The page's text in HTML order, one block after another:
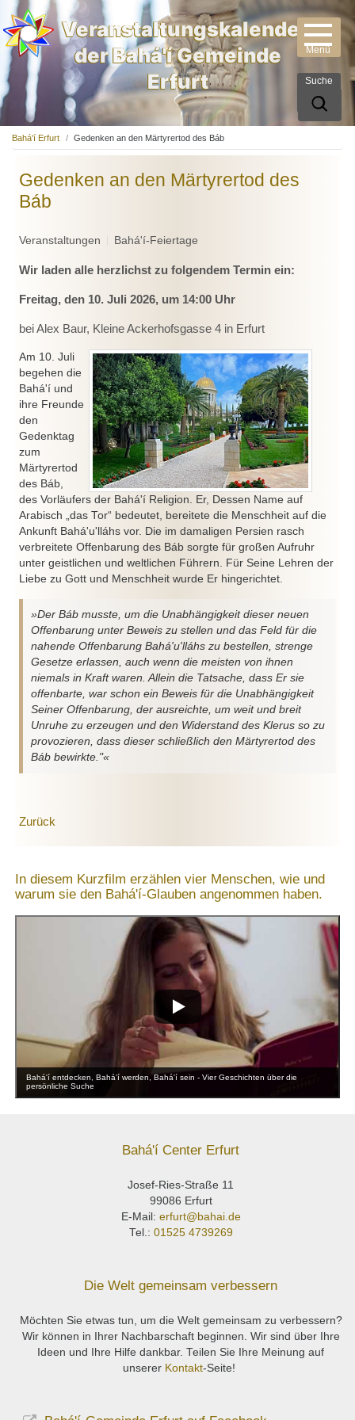
Suche
Veranstaltungskalender
der Bahá'í Gemeinde
Erfurt
Bahá'í Erfurt Gedenken an den Märtyrertod des Báb
Gedenken an den Märtyrertod des
Báb
Veranstaltungen Bahá'í-Feiertage
Wir laden alle herzlichst zu folgendem Termin ein:
Freitag, den 10. Juli 2026, um 14:00 Uhr
bei Alex Baur, Kleine Ackerhofsgasse 4 in Erfurt
Am 10. Juli
begehen die
Bahá'í und
ihre Freunde
den
Gedenktag
zum
Märtyrertod
des Báb,
des Vorläufers der Bahá'í Religion. Er, Dessen Name auf
Arabisch „das Tor“ bedeutet, bereitete die Menschheit auf die
Ankunft Bahá'u'lláhs vor. Die im damaligen Persien rasch
verbreitete Offenbarung des Báb sorgte für großen Aufruhr
unter geistlichen und weltlichen Führern. Für Seine Lehren der
Liebe zu Gott und Menschheit wurde Er hingerichtet.
»Der Báb musste, um die Unabhängigkeit dieser neuen
Offenbarung unter Beweis zu stellen und das Feld für die
nahende Offenbarung Bahá'u'lláhs zu bestellen, strenge
Gesetze erlassen, auch wenn die meisten von ihnen
niemals in Kraft waren. Allein die Tatsache, dass Er sie
offenbarte, war schon ein Beweis für die Unabhängigkeit
Seiner Offenbarung, der ausreichte, um weit und breit
Unruhe zu erzeugen und den Widerstand des Klerus so zu
provozieren, dass dieser schließlich den Märtyrertod des
Báb bewirkte."«
Zurück
In diesem Kurzfilm erzählen vier Menschen, wie und
warum sie den Bahá'í-Glauben angenommen haben.
Bahá'í entdecken, Bahá'í werden, Bahá'í sein - Vier Geschichten über die
persönliche Suche
Bahá'í Center Erfurt
Josef-Ries-Straße 11
99086 Erfurt
E-Mail: erfurt@bahai.de
Tel.: 01525 4739269
Die Welt gemeinsam verbessern
Möchten Sie etwas tun, um die Welt gemeinsam zu verbessern?
Wir können in Ihrer Nachbarschaft beginnen. Wir sind über Ihre
Ideen und Ihre Hilfe dankbar. Teilen Sie Ihre Meinung auf
unserer Kontakt-Seite!